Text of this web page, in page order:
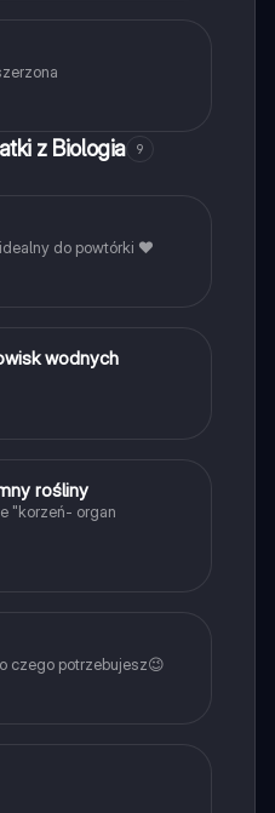
z Biologia 9
do powtórki ❤️
wodnych
rośliny
"korzeń- organ
czego potrzebujesz😉